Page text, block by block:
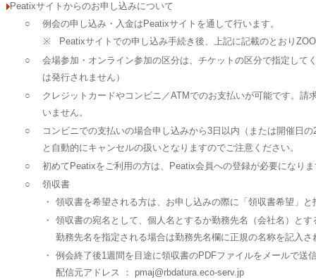
Peatixサイトからのお申し込みについて
○
例会の申し込み・入金はPeatixサイトを通して行います。
※
Peatixサイトでの申し込み手続き後、上記に記載のとおり
○
会場参加・オンライン参加の区分は、チケットの区分で指定して
は発行されません）
○
クレジットカードやコンビニ／ATMでのお支払いが可能です。請
いません。
○
コンビニでの支払いの場合申し込みから3日以内（または開催日
と自動的にキャンセルの扱いとなりますのでご注意ください。
○
初めてPeatixをご利用の方は、Peatix会員への登録が必要になり
○
領収書
・
領収書を希望される方は、お申し込みの際に「領収書希望」
・
領収書の宛名として、個人名とするか勤務先名（会社名）と
勤務先名を指定される場合は勤務先名欄に正規の名称を記入
・
例会終了後1週間を目途に領収書のPDFファイルをメールで送
配信元アドレス ： pmaj@rbdatura.eco-serv.jp